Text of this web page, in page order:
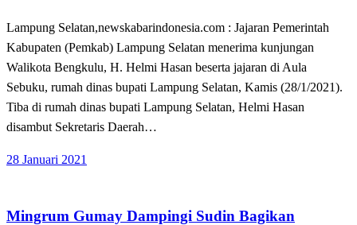
Lampung Selatan,newskabarindonesia.com : Jajaran Pemerintah
Kabupaten (Pemkab) Lampung Selatan menerima kunjungan
Walikota Bengkulu, H. Helmi Hasan beserta jajaran di Aula
Sebuku, rumah dinas bupati Lampung Selatan, Kamis (28/1/2021).
Tiba di rumah dinas bupati Lampung Selatan, Helmi Hasan
disambut Sekretaris Daerah…
Posted
28 Januari 2021
Mingrum Gumay Dampingi Sudin Bagikan